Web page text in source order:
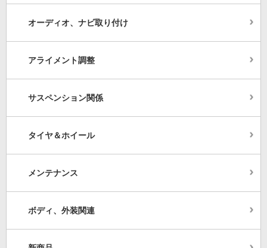
オーディオ、ナビ取り付け
アライメント調整
サスペンション関係
タイヤ＆ホイール
メンテナンス
ボディ、外装関連